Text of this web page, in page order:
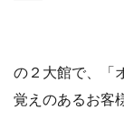
の２大館で、「
覚えのあるお客